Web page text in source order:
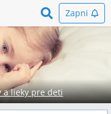
Zapni
a lieky pre deti